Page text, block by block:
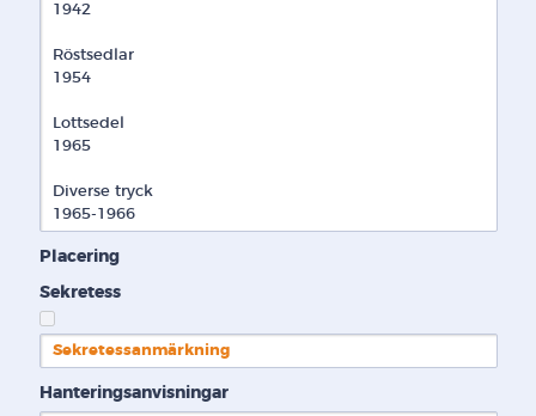
1942
Röstsedlar
1954
Lottsedel
1965
Diverse tryck
1965-1966
Placering
Sekretess
Sekretessanmärkning
Hanteringsanvisningar